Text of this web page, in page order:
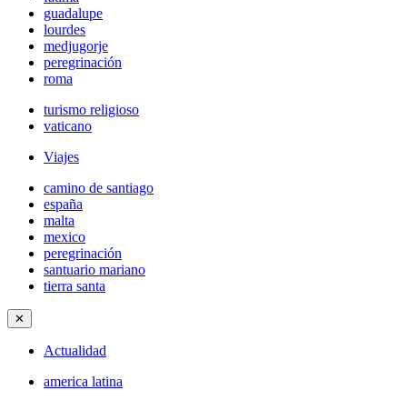
guadalupe
lourdes
medjugorje
peregrinación
roma
turismo religioso
vaticano
Viajes
camino de santiago
españa
malta
mexico
peregrinación
santuario mariano
tierra santa
✕
Actualidad
america latina